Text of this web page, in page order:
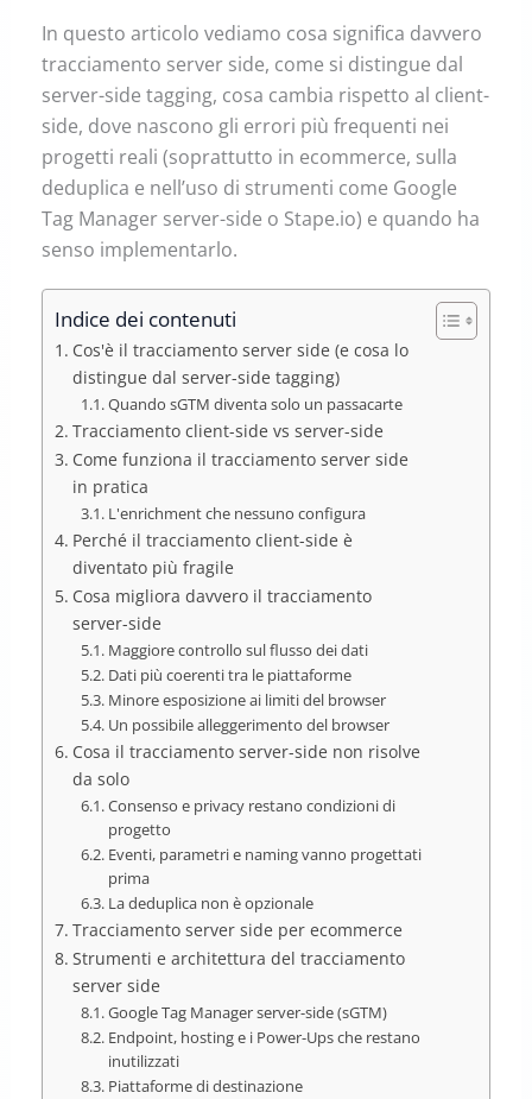
In questo articolo vediamo cosa significa davvero
tracciamento server side, come si distingue dal
server-side tagging, cosa cambia rispetto al client-
side, dove nascono gli errori più frequenti nei
progetti reali (soprattutto in ecommerce, sulla
deduplica e nell’uso di strumenti come Google
Tag Manager server-side o Stape.io) e quando ha
senso implementarlo.
Indice dei contenuti
Cos'è il tracciamento server side (e cosa lo
distingue dal server-side tagging)
Quando sGTM diventa solo un passacarte
Tracciamento client-side vs server-side
Come funziona il tracciamento server side
in pratica
L'enrichment che nessuno configura
Perché il tracciamento client-side è
diventato più fragile
Cosa migliora davvero il tracciamento
server-side
Maggiore controllo sul flusso dei dati
Dati più coerenti tra le piattaforme
Minore esposizione ai limiti del browser
Un possibile alleggerimento del browser
Cosa il tracciamento server-side non risolve
da solo
Consenso e privacy restano condizioni di
progetto
Eventi, parametri e naming vanno progettati
prima
La deduplica non è opzionale
Tracciamento server side per ecommerce
Strumenti e architettura del tracciamento
server side
Google Tag Manager server-side (sGTM)
Endpoint, hosting e i Power-Ups che restano
inutilizzati
Piattaforme di destinazione